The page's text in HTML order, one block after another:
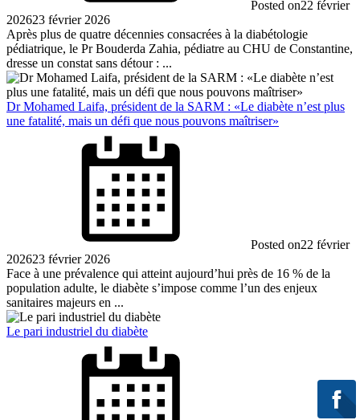
Posted on22 février
202623 février 2026
Après plus de quatre décennies consacrées à la diabétologie
pédiatrique, le Pr Bouderda Zahia, pédiatre au CHU de Constantine,
dresse un constat sans détour : ...
Dr Mohamed Laifa, président de la SARM : «Le diabète n’est plus
une fatalité, mais un défi que nous pouvons maîtriser»
Posted on22 février
202623 février 2026
Face à une prévalence qui atteint aujourd’hui près de 16 % de la
population adulte, le diabète s’impose comme l’un des enjeux
sanitaires majeurs en ...
Le pari industriel du diabète